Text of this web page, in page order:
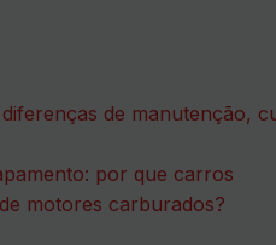
de manutenção,
por que carros
motores carburados?